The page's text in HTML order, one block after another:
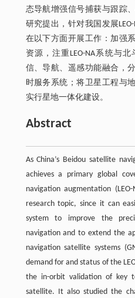
态导航增强信号捕获与跟踪
研究提出，针对我国发展
在以下方面开展工作：加强
资源，注重LEO-NA系统与
信、导航、遥感功能融合，
时服务系统；将卫星工程与
实行星地一体化建设。
Abstract
As China’s Beidou satellite
achieves a primary global
navigation augmentation
research topic, since it can
system to improve the
navigation and to extend the
navigation satellite systems
demand for and status of the
the in-orbit validation of key
satellite. It also studied the